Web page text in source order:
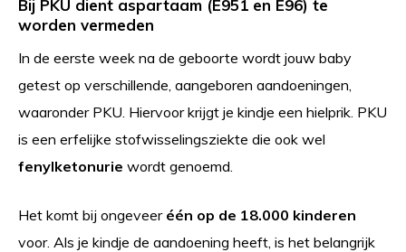
Bij PKU dient aspartaam (E951 en E96) te
worden vermeden
In de eerste week na de geboorte wordt jouw baby
getest op verschillende, aangeboren aandoeningen,
waaronder PKU. Hiervoor krijgt je kindje een hielprik. PKU
is een erfelijke stofwisselingsziekte die ook wel
fenylketonurie wordt genoemd.
Het komt bij ongeveer één op de 18.000 kinderen
voor. Als je kindje de aandoening heeft, is het belangrijk